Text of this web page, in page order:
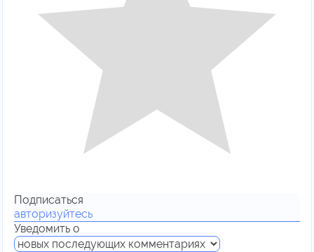
Подписаться
авторизуйтесь
Уведомить о